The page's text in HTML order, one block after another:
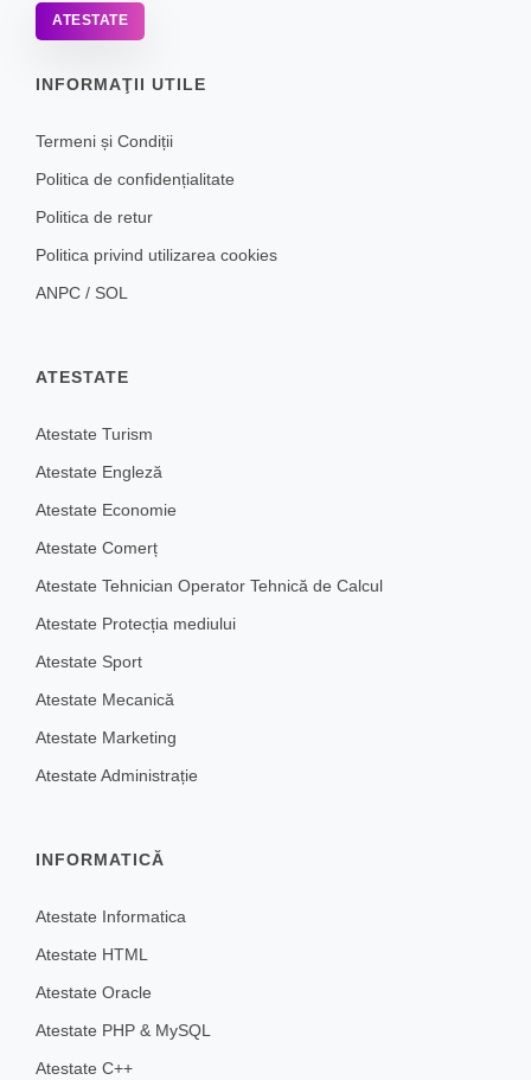
ATESTATE
INFORMAŢII UTILE
Termeni și Condiții
Politica de confidențialitate
Politica de retur
Politica privind utilizarea cookies
ANPC / SOL
ATESTATE
Atestate Turism
Atestate Engleză
Atestate Economie
Atestate Comerț
Atestate Tehnician Operator Tehnică de Calcul
Atestate Protecția mediului
Atestate Sport
Atestate Mecanică
Atestate Marketing
Atestate Administrație
INFORMATICĂ
Atestate Informatica
Atestate HTML
Atestate Oracle
Atestate PHP & MySQL
Atestate C++